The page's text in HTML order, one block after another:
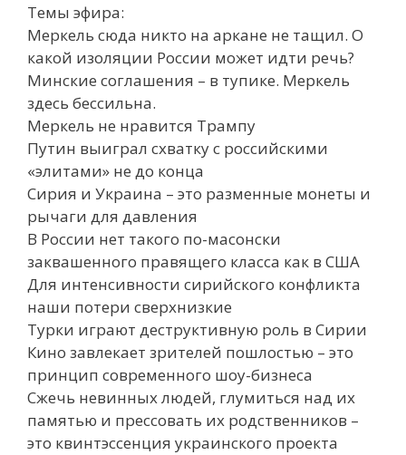
Темы эфира:
Меркель сюда никто на аркане не тащил. О
какой изоляции России может идти речь?
Минские соглашения – в тупике. Меркель
здесь бессильна.
Меркель не нравится Трампу
Путин выиграл схватку с российскими
«элитами» не до конца
Сирия и Украина – это разменные монеты и
рычаги для давления
В России нет такого по-масонски
заквашенного правящего класса как в США
Для интенсивности сирийского конфликта
наши потери сверхнизкие
Турки играют деструктивную роль в Сирии
Кино завлекает зрителей пошлостью – это
принцип современного шоу-бизнеса
Сжечь невинных людей, глумиться над их
памятью и прессовать их родственников –
это квинтэссенция украинского проекта